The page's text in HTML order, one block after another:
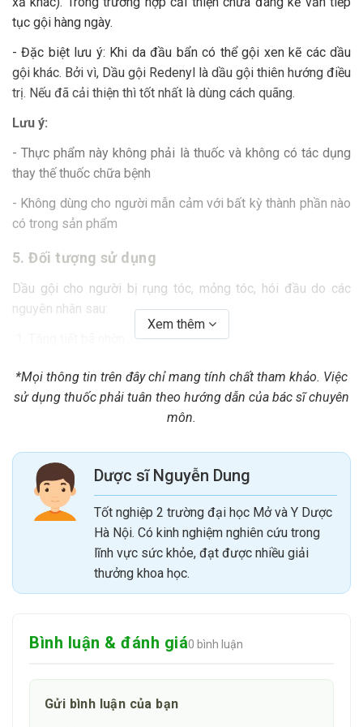
tục gội hàng ngày.
- Đặc biệt lưu ý: Khi da đầu bẩn có thể gội xen kẽ các dầu
gội khác. Bởi vì, Dầu gội Redenyl là dầu gội thiên hướng điều
trị. Nếu đã cải thiện thì tốt nhất là dùng cách quãng.
Lưu ý:
- Thực phẩm này không phải là thuốc và không có tác dụng
thay thế thuốc chữa bệnh
- Không dùng cho người mẫn cảm với bất kỳ thành phần nào
có trong sản phẩm
5. Đối tượng sử dụng
Dầu gội cho người bị rụng tóc, mỏng tóc, hói đầu do các
nguyên nhân sau:
2. Da dầu
3. Nấm da đầu
5. Gàu
6. Lang ben
6. Bảo quản
Bảo quản REDENNYL Dầu gội trị gàu, viêm da đầu, nấm ở
nhiệt độ dưới 30 độ C ở nơi khô ráo, tránh ẩm.
Không dùng REDENNYL Dầu gội trị gàu, viêm da đầu, nấm
quá hạn ghi trên bao bì.
Để xa tầm tay trẻ em.
Xem thêm
*Mọi thông tin trên đây chỉ mang tính chất tham khảo. Việc
sử dụng thuốc phải tuân theo hướng dẫn của bác sĩ chuyên
môn.
Dược sĩ Nguyễn Dung
Tốt nghiệp 2 trường đại học Mở và Y Dược
Hà Nội. Có kinh nghiệm nghiên cứu trong
lĩnh vực sức khỏe, đạt được nhiều giải
thưởng khoa học.
Bình luận & đánh giá0 bình luận
Gửi bình luận của bạn